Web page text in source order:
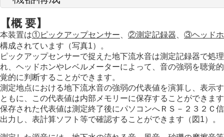
【概 要】
本装置は①ピックアップセンサー ②測定記録器
③ヘッド
構成されています（写真1）。
ピックアップセンサーで捉えた地下流水音は測定記録器で処
れ、ヘッドホンやレベルメーターによって、音の強弱を聴覚
覚的に判断することができます。
測定地点における地下流水音の強弱の代表値を演算し、表示
ともに、この代表値は内部メモリーに保存することができま
保存された代表値は測定終了後にパソコンへＲＳ－２３２Ｃ
出力し、表計算ソフト等で確認することができます（図1）。